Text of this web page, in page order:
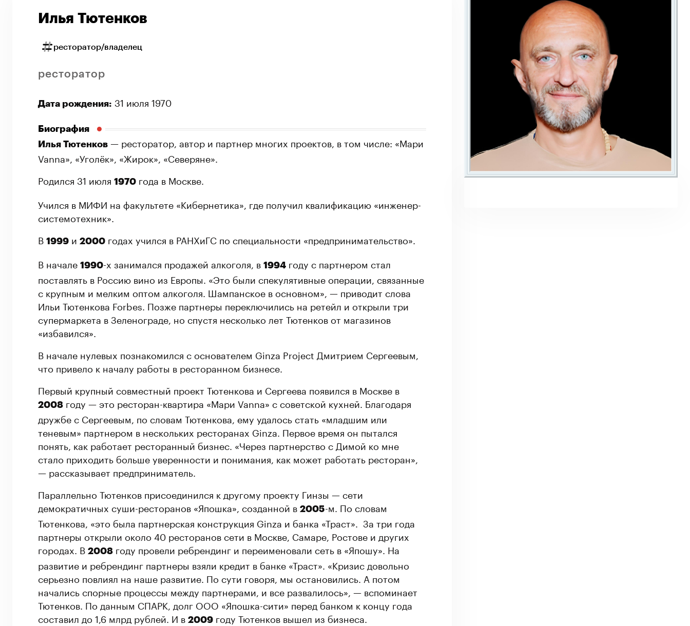
Илья Тютенков
ресторатор/владелец
ресторатор
Дата рождения: 31 июля 1970
Биография
Илья Тютенков — ресторатор, автор и партнер многих проектов, в том числе: «Мари
Vanna», «Уголёк», «Жирок», «Северяне».
Родился 31 июля 1970 года в Москве.
Учился в МИФИ на факультете «Кибернетика», где получил квалификацию «инженер-
системотехник».
В 1999 и 2000 годах учился в РАНХиГС по специальности «предпринимательство».
В начале 1990-х занимался продажей алкоголя, в 1994 году с партнером стал
поставлять в Россию вино из Европы. «Это были спекулятивные операции, связанные
с крупным и мелким оптом алкоголя. Шампанское в основном», — приводит слова
Ильи Тютенкова Forbes. Позже партнеры переключились на ретейл и открыли три
супермаркета в Зеленограде, но спустя несколько лет Тютенков от магазинов
«избавился».
В начале нулевых познакомился с основателем Ginza Project Дмитрием Сергеевым,
что привело к началу работы в ресторанном бизнесе.
Первый крупный совместный проект Тютенкова и Сергеева появился в Москве в
2008 году — это ресторан-квартира «Мари Vanna» с советской кухней. Благодаря
дружбе с Сергеевым, по словам Тютенкова, ему удалось стать «младшим или
теневым» партнером в нескольких ресторанах Ginza. Первое время он пытался
понять, как работает ресторанный бизнес. «Через партнерство с Димой ко мне
стало приходить больше уверенности и понимания, как может работать ресторан»,
— рассказывает предприниматель.
Параллельно Тютенков присоединился к другому проекту Гинзы — сети
демократичных суши-ресторанов «Япошка», созданной в 2005-м. По словам
Тютенкова, «это была партнерская конструкция Ginza и банка «Траст». За три года
партнеры открыли около 40 ресторанов сети в Москве, Самаре, Ростове и других
городах. В 2008 году провели ребрендинг и переименовали сеть в «Япошу». На
развитие и ребрендинг партнеры взяли кредит в банке «Траст». «Кризис довольно
серьезно повлиял на наше развитие. По сути говоря, мы остановились. А потом
начались спорные процессы между партнерами, и все развалилось», — вспоминает
Тютенков. По данным СПАРК, долг ООО «Япошка-сити» перед банком к концу года
составил до 1,6 млрд рублей. И в 2009 году Тютенков вышел из бизнеса.